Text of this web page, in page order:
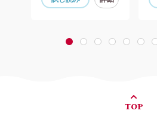
1 2 3 4 5 6
TOP